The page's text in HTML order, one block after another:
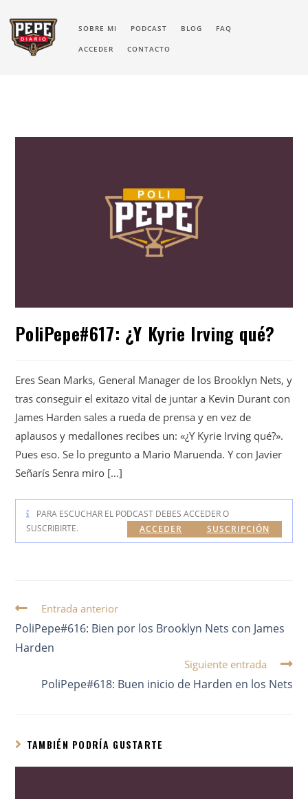
SOBRE MI PODCAST BLOG FAQ
ACCEDER CONTACTO
PoliPepe#617: ¿Y Kyrie Irving qué?
Eres Sean Marks, General Manager de los Brooklyn Nets, y
tras conseguir el exitazo vital de juntar a Kevin Durant con
James Harden sales a rueda de prensa y en vez de
aplausos y medallones recibes un: «¿Y Kyrie Irving qué?».
Pues eso. Se lo pregunto a Mario Maruenda. Y con Javier
Señarís Senra miro […]
PARA ESCUCHAR EL PODCAST DEBES ACCEDER O
SUSCRIBIRTE.
SUSCRIPCIÓN
ACCEDER
Entrada anterior
PoliPepe#616: Bien por los Brooklyn Nets con James
Harden
Siguiente entrada
PoliPepe#618: Buen inicio de Harden en los Nets
TAMBIÉN PODRÍA GUSTARTE